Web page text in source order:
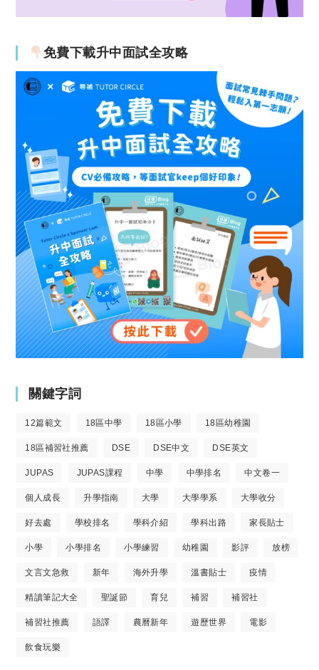
免費下載升中面試全攻略
關鍵字詞
12篇範文 18區中學 18區小學 18區幼稚園
18區補習社推薦 DSE DSE中文 DSE英文
JUPAS JUPAS課程 中學 中學排名 中文卷一
個人成長 升學指南 大學 大學學系 大學收分
好去處 學校排名 學科介紹 學科出路 家長貼士
小學 小學排名 小學練習 幼稚園 影評 放榜
文言文急救 新年 海外升學 溫書貼士 疫情
精讀筆記大全 聖誕節 育兒 補習 補習社
補習社推薦 語譯 農曆新年 遊歷世界 電影
飲食玩樂